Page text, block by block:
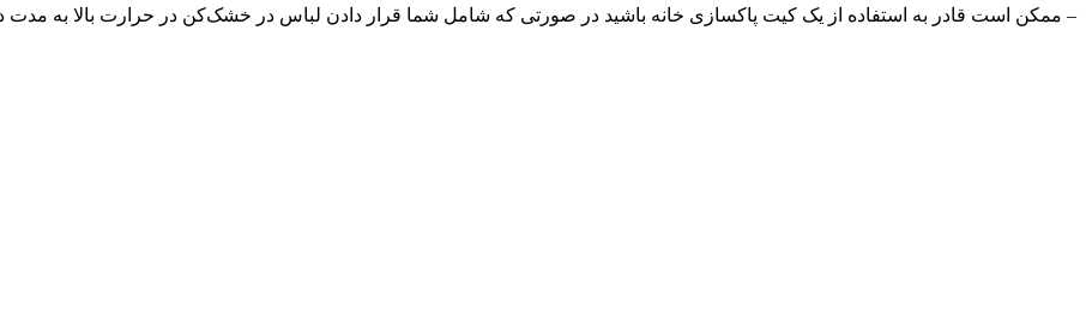
– ممکن است قادر به استفاده از یک کیت پاکسازی خانه باشید در صورتی که شامل شما قرار دادن لباس در خشک‌کن در حرارت بالا به مدت